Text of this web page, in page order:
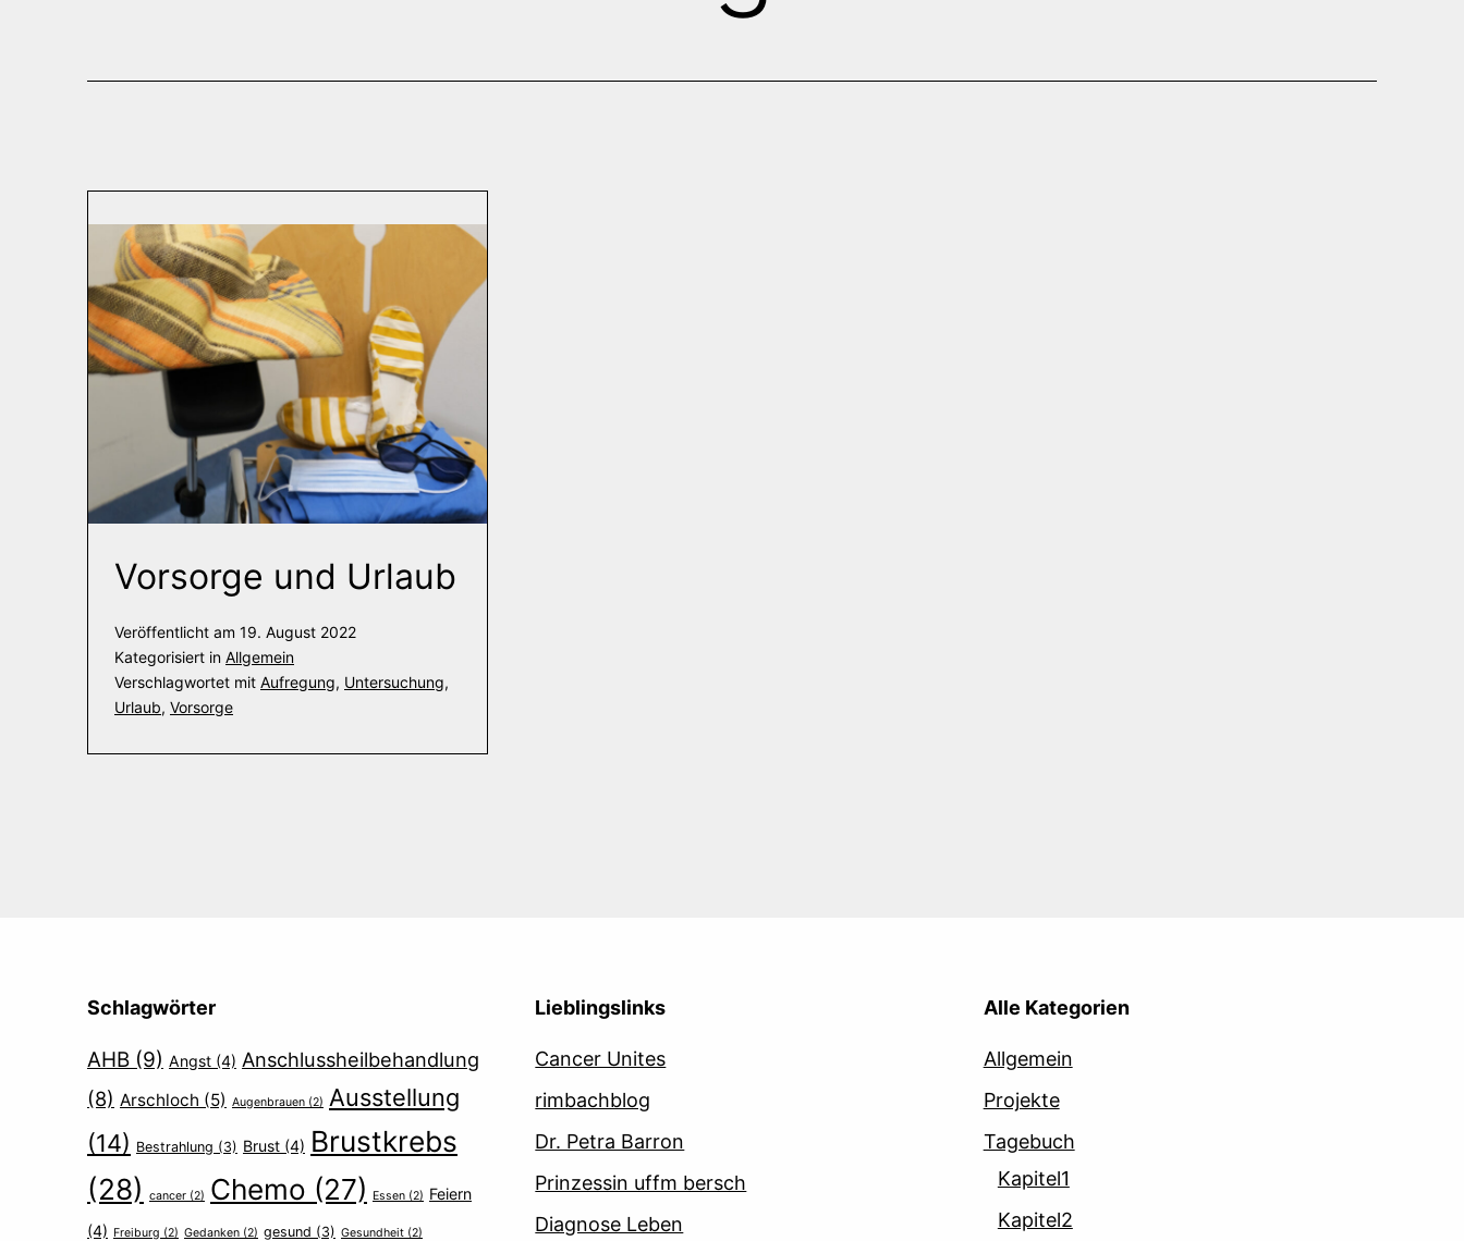
Vorsorge und Urlaub
Veröffentlicht am 19. August 2022
Kategorisiert in Allgemein
Verschlagwortet mit Aufregung, Untersuchung,
Urlaub, Vorsorge
Schlagwörter
AHB (9) Angst (4) Anschlussheilbehandlung
(8) Arschloch (5) Augenbrauen (2) Ausstellung
(14) Bestrahlung (3) Brust (4) Brustkrebs
(28)
cancer (2) Chemo (27) Essen (2) Feiern
(4) Freiburg (2) Gedanken (2) gesund (3) Gesundheit (2)
Lieblingslinks
Cancer Unites
rimbachblog
Dr. Petra Barron
Prinzessin uffm bersch
Diagnose Leben
Alle Kategorien
Allgemein
Projekte
Tagebuch
Kapitel1
Kapitel2